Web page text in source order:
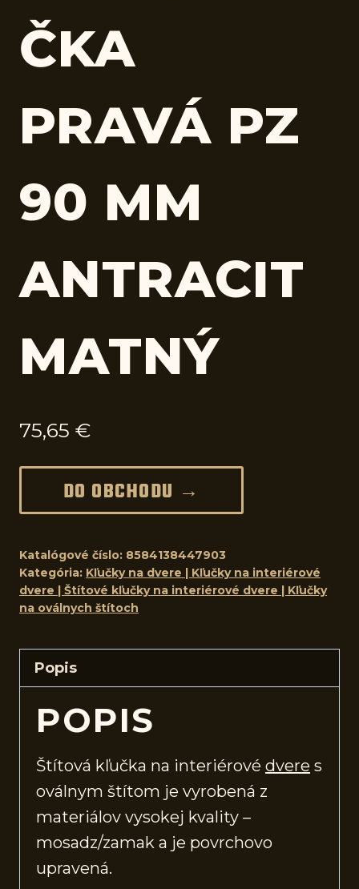
ČKA
PRAVÁ PZ
90 MM
ANTRACIT
MATNÝ
75,65 €
DO OBCHODU →
Katalógové číslo: 8584138447903
Kategória: Kľučky na dvere | Kľučky na interiérové
dvere | Štítové kľučky na interiérové dvere | Kľučky
na oválnych štítoch
Popis
POPIS
Štítová kľučka na interiérové dvere s
oválnym štítom je vyrobená z
materiálov vysokej kvality –
mosadz/zamak a je povrchovo
upravená.